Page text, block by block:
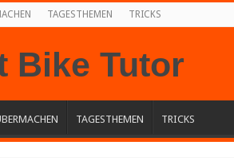
TAGESTHEMEN TRICKS
TAGESTHEMEN TRICKS